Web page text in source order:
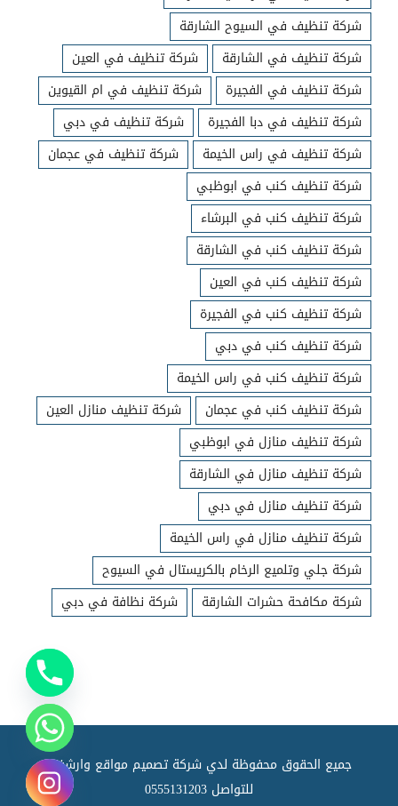
شركة تنظيف في السيوح الشارقة
شركة تنظيف في الشارقة
شركة تنظيف في العين
شركة تنظيف في الفجيرة
شركة تنظيف في ام القيوين
شركة تنظيف في دبا الفجيرة
شركة تنظيف في دبي
شركة تنظيف في راس الخيمة
شركة تنظيف في عجمان
شركة تنظيف كنب في ابوظبي
شركة تنظيف كنب في البرشاء
شركة تنظيف كنب في الشارقة
شركة تنظيف كنب في العين
شركة تنظيف كنب في الفجيرة
شركة تنظيف كنب في دبي
شركة تنظيف كنب في راس الخيمة
شركة تنظيف كنب في عجمان
شركة تنظيف منازل العين
شركة تنظيف منازل في ابوظبي
شركة تنظيف منازل في الشارقة
شركة تنظيف منازل في دبي
شركة تنظيف منازل في راس الخيمة
شركة جلي وتلميع الرخام بالكريستال في السيوح
شركة مكافحة حشرات الشارقة
شركة نظافة في دبي
جميع الحقوق محفوظة لدي شركة تصميم مواقع وارشفته
للتواصل 0555131203